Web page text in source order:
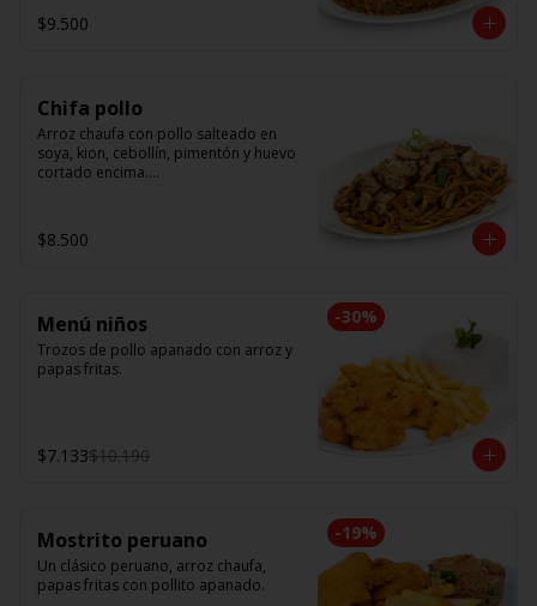
salteado en soya, cebollín, tomate y
cebolla morada.
$9.500
Chifa pollo
Arroz chaufa con pollo salteado en
soya, kion, cebollín, pimentón y huevo
cortado encima.
cebollín, tomate y cebolla morada.
$8.500
-30%
Menú niños
Trozos de pollo apanado con arroz y
papas fritas.
$7.133$10.190
-19%
Mostrito peruano
Un clásico peruano, arroz chaufa,
papas fritas con pollito apanado.